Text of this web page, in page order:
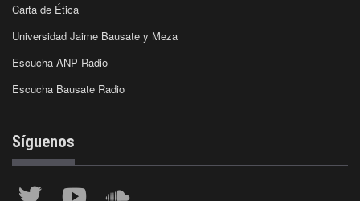
Carta de Ética
Universidad Jaime Bausate y Meza
Escucha ANP Radio
Escucha Bausate Radio
Síguenos